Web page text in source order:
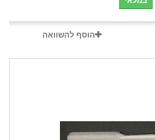
הוסף להשוואה